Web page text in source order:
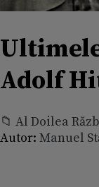
Adolf
📁 Al Doilea
Autor: Manuel